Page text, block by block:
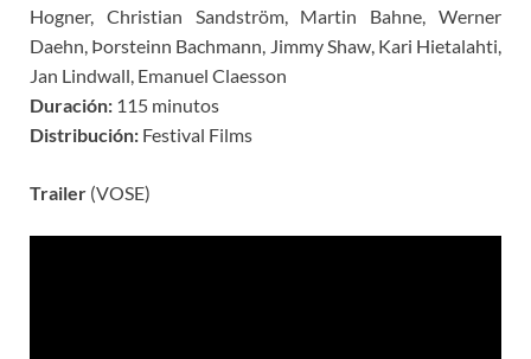
Hogner, Christian Sandström, Martin Bahne, Werner
Daehn, Þorsteinn Bachmann, Jimmy Shaw, Kari Hietalahti,
Jan Lindwall, Emanuel Claesson
Duración: 115 minutos
Distribución: Festival Films
Trailer (VOSE)